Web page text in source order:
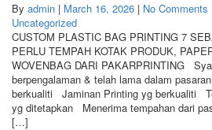
By admin | March 16, 2026 | No Comments
Uncategorized
CUSTOM PLASTIC BAG PRINTING 7
PERLU TEMPAH KOTAK PRODUK,
WOVENBAG DARI PAKARPRINTING
berpengalaman & telah lama dalam
berkualiti Jaminan Printing yg berkualiti
yg ditetapkan Menerima tempahan dari
[…]